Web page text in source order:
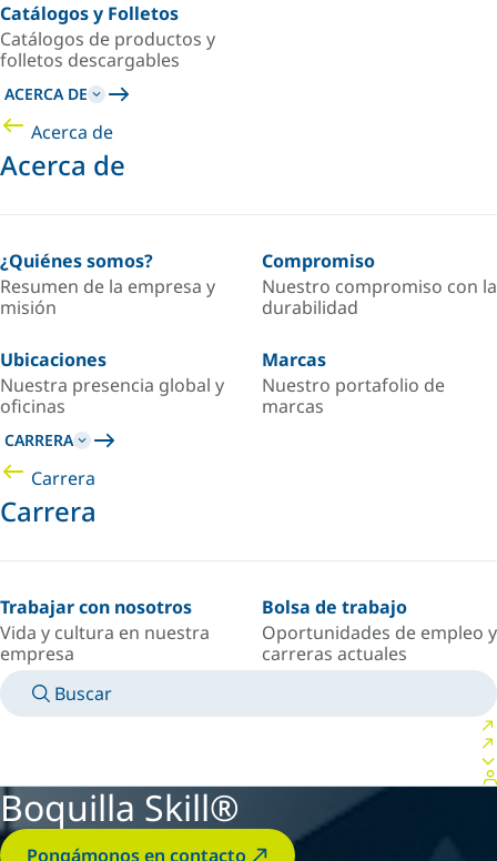
Catálogos y Folletos
Catálogos de productos y
folletos descargables
ACERCA DE
Acerca de
Acerca de
¿Quiénes somos?
Resumen de la empresa y
misión
Compromiso
Nuestro compromiso con la
durabilidad
Ubicaciones
Nuestra presencia global y
oficinas
Marcas
Nuestro portafolio de
marcas
CARRERA
Carrera
Carrera
Trabajar con nosotros
Vida y cultura en nuestra
empresa
Bolsa de trabajo
Oportunidades de empleo y
carreras actuales
Buscar
Boquilla Skill®
Pongámonos en contacto